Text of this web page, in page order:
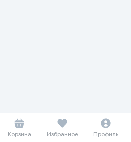
Корзина Избранное Профиль